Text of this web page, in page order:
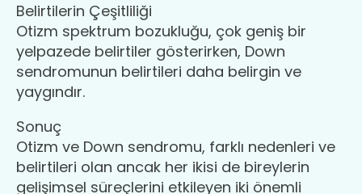
Belirtilerin Çeşitliliği
Otizm spektrum bozukluğu, çok geniş bir
yelpazede belirtiler gösterirken, Down
sendromunun belirtileri daha belirgin ve
yaygındır.
Sonuç
Otizm ve Down sendromu, farklı nedenleri ve
belirtileri olan ancak her ikisi de bireylerin
gelişimsel süreçlerini etkileyen iki önemli